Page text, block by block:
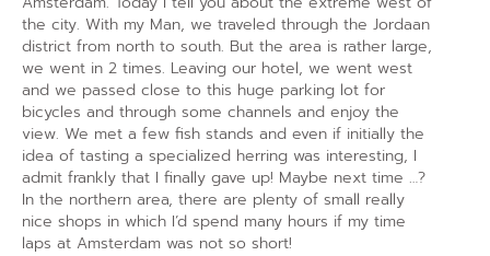
the city. With my Man, we traveled through the Jordaan
district from north to south. But the area is rather large,
we went in 2 times. Leaving our hotel, we went west
and we passed close to this huge parking lot for
bicycles and through some channels and enjoy the
view. We met a few fish stands and even if initially the
idea of ​​tasting a specialized herring was interesting, I
admit frankly that I finally gave up! Maybe next time …?
In the northern area, there are plenty of small really
nice shops in which I’d spend many hours if my time
laps at Amsterdam was not so short!